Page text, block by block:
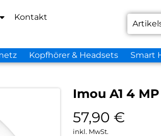
Kontakt
Kopfhörer & Headsets Smart
Imou A1 4
57,90 €
inkl. MwSt.